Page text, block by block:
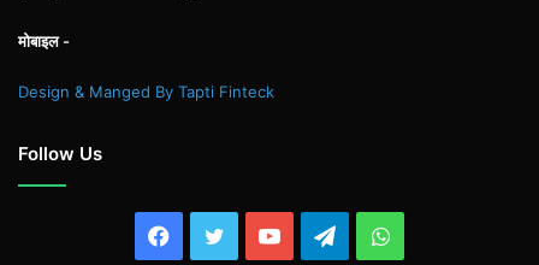
मोबाइल -
Design & Manged By Tapti Finteck
Follow Us
Facebook
TwitterYouTubeTelegramWhatsApp